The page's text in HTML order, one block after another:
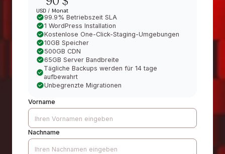
USD / Monat
99.9% Betriebszeit SLA
1 WordPress Installation
Kostenlose One-Click-Staging-Umgebungen
10GB Speicher
500GB CDN
65GB Server Bandbreite
Tägliche Backups werden für 14 tage
aufbewahrt
Unbegrenzte Migrationen
Vorname
Nachname